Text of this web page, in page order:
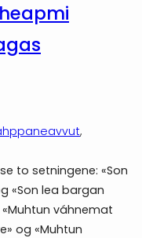
to setningene: «Son
«Son lea bargan
váhnemat
og «Muhtun